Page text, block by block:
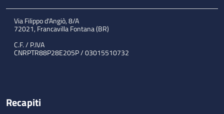
Via Filippo d'Angiò, 8/A
72021, Francavilla Fontana (BR)
C.F. / P.IVA
CNRPTR88P28E205P / 03015510732
Recapiti